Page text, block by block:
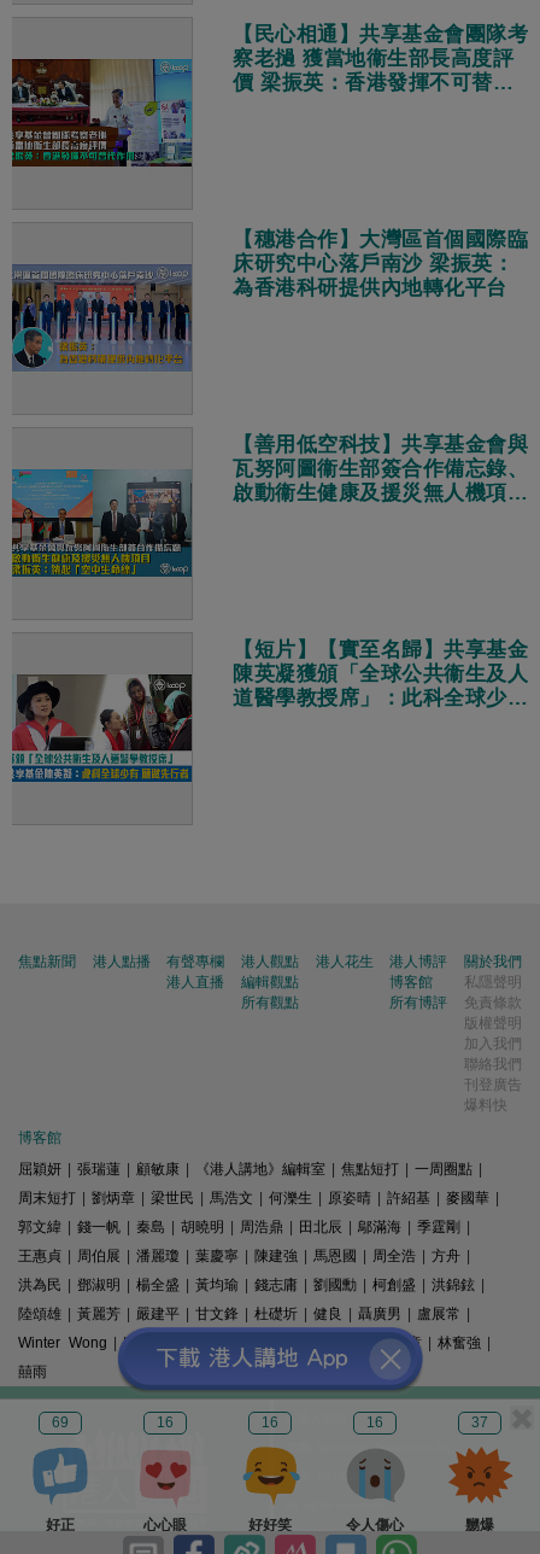
69
好正
16
心心眼
16
好好笑
16
令人傷心
37
嬲爆
【民心相通】共享基金會團隊考
察老撾 獲當地衞生部長高度評
價 梁振英：香港發揮不可替代
【穗港合作】大灣區首個國際臨
床研究中心落戶南沙 梁振英：
為香港科研提供內地轉化平台
【善用低空科技】共享基金會與
瓦努阿圖衞生部簽合作備忘錄、
啟動衞生健康及援災無人機項目
【短片】【實至名歸】共享基金
陳英凝獲頒「全球公共衞生及人
道醫學教授席」：此科全球少有
焦點新聞 港人點播
有聲專欄
港人直播
港人觀點
編輯觀點
所有觀點
港人花生
港人博評
博客館
所有博評
關於我們
私隱聲明
免責條款
版權聲明
加入我們
聯絡我們
刊登廣告
爆料快
博客館
屈穎妍
張瑞蓮 顧敏康 《港人講地》編輯室 焦點短打 一周圈點
周末短打
劉炳章 梁世民 馬浩文 何濼生 原姿晴 許紹基 麥國華
郭文緯
錢一帆 秦島 胡曉明 周浩鼎 田北辰 鄔滿海 季霆剛
王惠貞
周伯展 潘麗瓊 葉慶寧 陳建強 馬恩國 周全浩 方舟
洪為民
鄧淑明 楊全盛 黃均瑜 錢志庸 劉國勳 柯創盛 洪錦鉉
陸頌雄
黃麗芳 嚴建平 甘文鋒 杜礎圻 健良 聶廣男 盧展常
Winter Wong
K2 梁文新 羅崑 姚銘 精選文章 林奮強
囍雨
© 港人講地
電郵: speakout@speakout.hk
傳真: 85228041301
版權所有 不得轉載